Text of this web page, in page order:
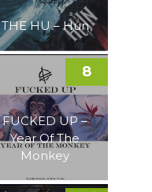
THE HU – Hun
FUCKED UP –
Year Of The
Monkey
8